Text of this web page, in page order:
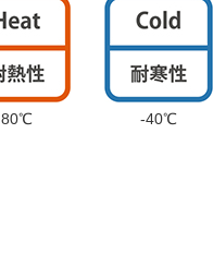
80℃ -40℃